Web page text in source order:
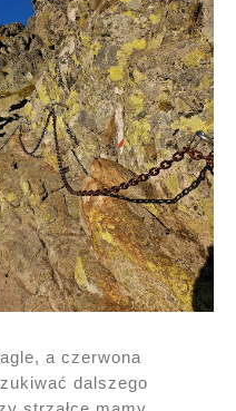
a czerwona
dalszego